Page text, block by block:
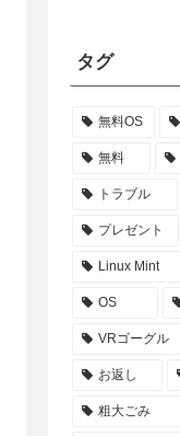
タグ
無料OS
無料
トラブル
プレゼント
Linux Mint
OS
VRゴーグル
お返し
粗大ごみ